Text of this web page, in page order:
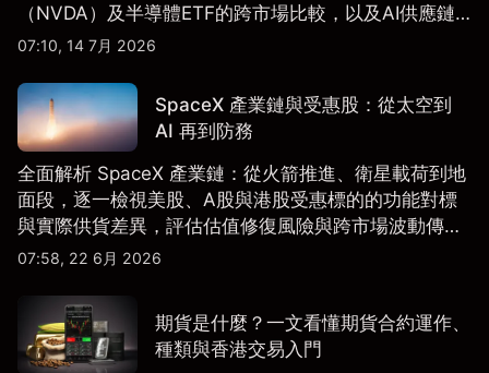
（NVDA）及半導體ETF的跨市場比較，以及AI供應鏈
配置框架，適合香港及亞洲投資者參考。
07:10, 14 7月 2026
SpaceX 產業鏈與受惠股：從太空到
AI 再到防務
全面解析 SpaceX 產業鏈：從火箭推進、衛星載荷到地
面段，逐一檢視美股、A股與港股受惠標的的功能對標
與實際供貨差異，評估估值修復風險與跨市場波動傳
導。
07:58, 22 6月 2026
期貨是什麼？一文看懂期貨合約運作、
種類與香港交易入門